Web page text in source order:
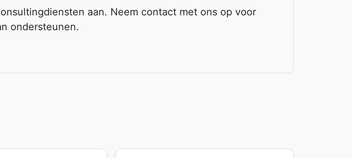
aan. Neem contact met ons op voor
ondersteunen.